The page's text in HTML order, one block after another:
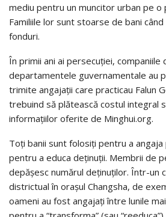
mediu pentru un muncitor urban pe o
Familiile lor sunt stoarse de bani
fonduri.
În primii ani ai persecuţiei,
departamentele guvernamentale au
trimite angajaţii care practicau Falun
trebuind să plătească costul integral
informaţiilor oferite de Minghui.org.
Toţi banii sunt folosiţi pentru a
pentru a educa deţinuţii. Membrii de
depăşesc numărul deţinuţilor. Într-un
districtual în oraşul Changsha, de
oameni au fost angajaţi între lunile